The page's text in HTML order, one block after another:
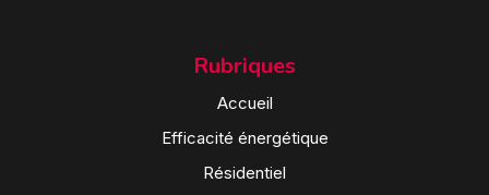
Rubriques
Accueil
Efficacité énergétique
Résidentiel